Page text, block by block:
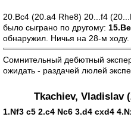
20.Bc4 (20.a4 Rhe8) 20...f4
было сыграно по другому:
обнаружил. Ничья на 28-м ходу.
Сомнительный дебютный
ожидать - раздачей люлей
Tkachiev, Vladislav
1.Nf3 c5 2.c4 Nc6 3.d4 cxd4